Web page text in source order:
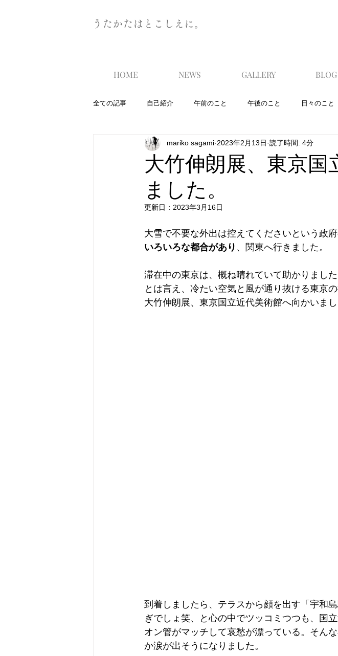
うたかたはとこしえに。
HOME NEWS GALLERY BLOG
全ての記事 自己紹介 午前のこと 午後のこと 日々のこと
大竹伸朗展、東京国
ました。
mariko sagami 2023年2月13日 読了時間: 4分
更新日： 2023年3月16日
大雪で不要な外出は控えてくださいという政
いろいろな都合があり 、関東へ行きました。
滞在中の東京は、概ね晴れていて助かりました
とは言え、冷たい空気と風が通り抜ける東京
大竹伸朗展、東京国立近代美術館へ向かいまし
到着しましたら、テラスから顔を出す「宇和
ぎでしょ笑、と心の中でツッコミつつも、国
オン管がマッチして哀愁が漂っている。そん
か涙が出そうになりました。